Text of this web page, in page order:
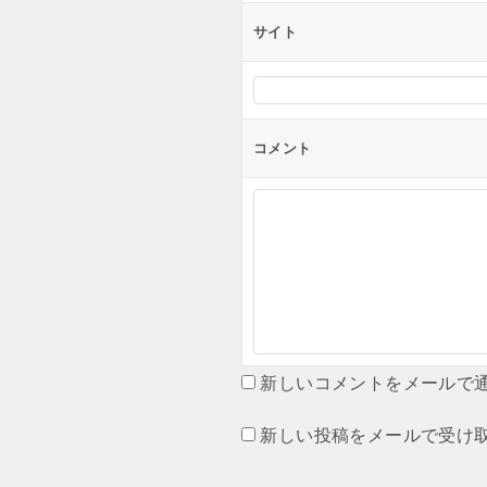
サイト
コメント
新しいコメントをメールで
新しい投稿をメールで受け